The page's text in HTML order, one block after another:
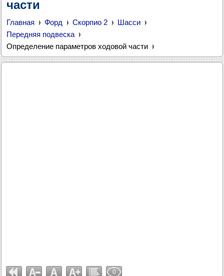
части
Главная Форд Скорпио 2
Шасси
Передняя подвеска
Определение параметров ходовой части
0